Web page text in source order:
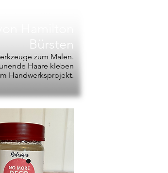
Bürsten
zum Malen.
Haare kleben
Handwerksprojekt.